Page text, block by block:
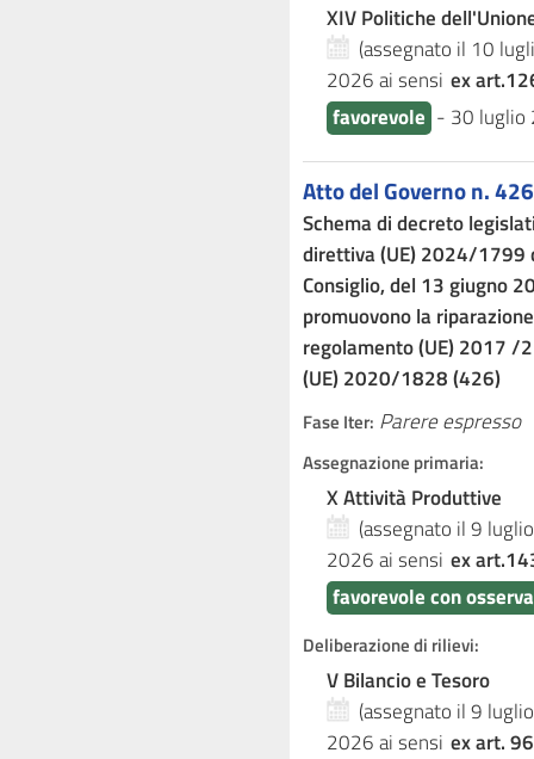
XIV Politiche
(assegnato il 10
2026ai sensi ex
favorevole - 30 luglio
Atto del Governo n. 426
Schema di decreto
direttiva (UE) 2024/1799
Consiglio, del 13 giugno
promuovono la
regolamento (UE) 2017
(UE) 2020/1828 (426)
Fase Iter: Parere espresso
Assegnazione primaria:
X Attività Produttive
(assegnato il 9
2026ai sensi ex
favorevole con
Deliberazione di rilievi:
V Bilancio e Tesoro
(assegnato il 9
2026ai sensi ex art.